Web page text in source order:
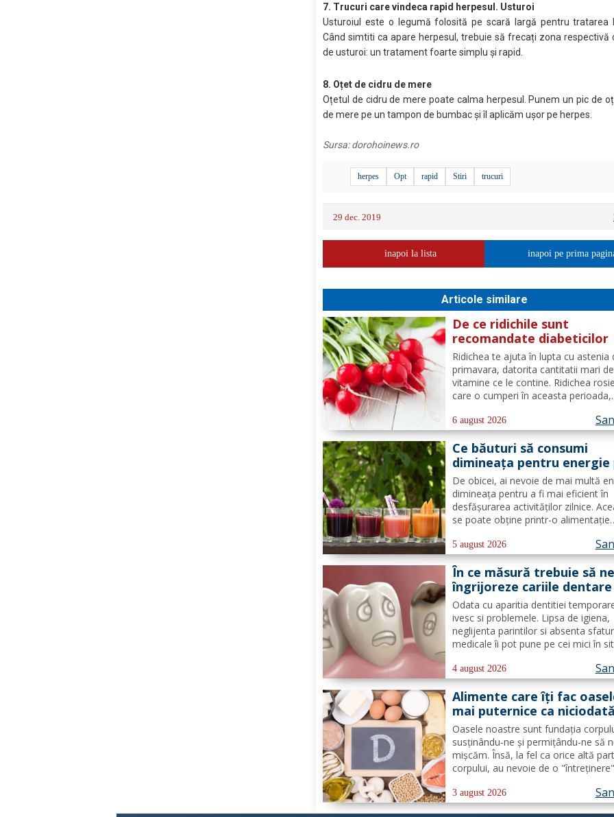
7. Trucuri care vindeca rapid herpesul. Usturoi
Usturoiul este o legumă folosită pe scară largă pentru tratarea
Când simtiti ca apare herpesul, trebuie să frecați zona respectivă
de usturoi: un tratament foarte simplu și rapid.
8. Oțet de cidru de mere
Oțetul de cidru de mere poate calma herpesul. Punem un pic de
de mere pe un tampon de bumbac și îl aplicăm ușor pe herpes.
Sursa:dorohoinews.ro
herpes Opt rapid Stiri trucuri
29 dec. 2019
inapoi la lista inapoi pe prima
Articole similare
De ce ridichile sunt
recomandate diabeticilor
Ridichea te ajuta în lupta cu astenia
primavara, datorita cantitatii mari de
vitamine ce le contine. Ridichea
care o cumperi în aceasta perioada,
proportie de 25%, vitamina B, acid
potasiu, magneziu si multe alte
componente ce-ti sunt de...
6 august 2026
Ce băuturi să consumi
dimineața pentru energie
tot parcursul zilei?
De obicei, ai nevoie de mai multă
dimineața pentru a fi mai eficient în
desfășurarea activităților zilnice.
se poate obține printr-o alimentație
Citește despre băuturile care pot
energie dimineața. În general,
aleg să bea cafea...
5 august 2026
În ce măsură trebuie să ne
îngrijoreze cariile dentare
copii
Odata cu aparitia dentitiei
ivesc si problemele. Lipsa de igiena,
neglijenta parintilor si absenta
medicale îi pot pune pe cei mici în
de lapte se pot caria asemenea
permanenti, diferenta mare este ca
structura...
4 august 2026
Alimente care îți fac
mai puternice ca niciodată
Oasele noastre sunt fundația
susținându-ne și permițându-ne să
mișcăm. Însă, la fel ca orice altă
corpului, au nevoie de o "întreținere"
sănătoase de-a lungul vieții. Din
nu ai nevoie de poțiuni magice, ci de
3 august 2026